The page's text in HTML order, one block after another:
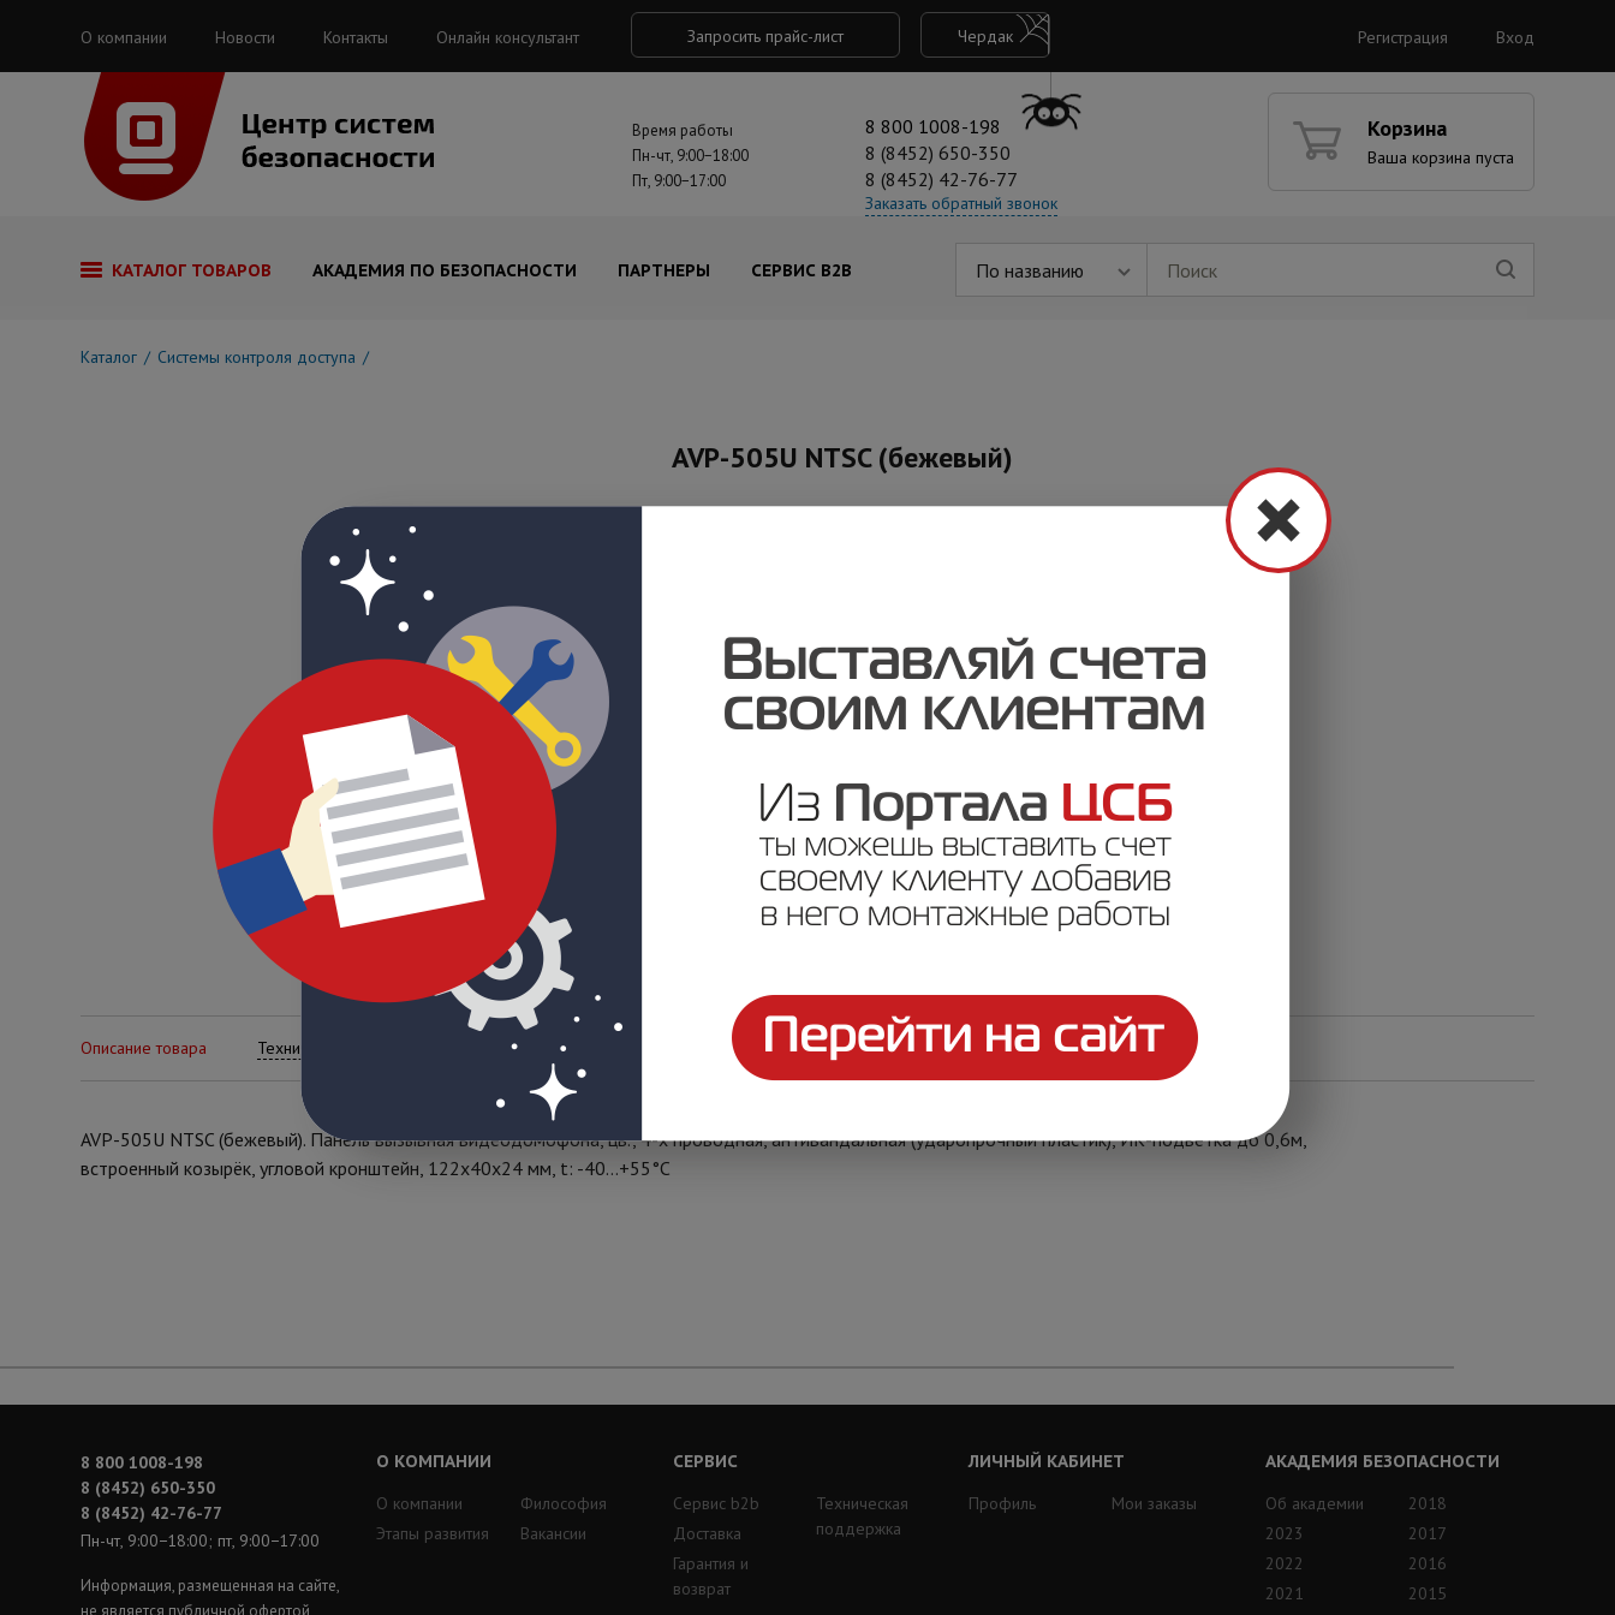
О компании Новости Контакты Онлайн консультант Запросить прайс-лист Чердак Регистрация Вход
Время работы
Пн-чт, 9:00−18:00
Пт, 9:00−17:00
8 800 1008-198
8 (8452) 650-350
8 (8452) 42-76-77
Заказать обратный звонок
Корзина
Ваша корзина пуста
КАТАЛОГ ТОВАРОВ АКАДЕМИЯ ПО БЕЗОПАСНОСТИ ПАРТНЕРЫ СЕРВИС B2B По названию
Каталог Системы контроля доступа
AVP-505U NTSC (бежевый)
Описание товара Технические характеристики
AVP-505U NTSC (бежевый). Панель вызывная видеодомофона, цв., 4-х проводная, антивандальная (ударопрочный пластик), ИК-подветка до 0,6м,
встроенный козырёк, угловой кронштейн, 122х40х24 мм, t: -40…+55°С
8 800 1008-198
8 (8452) 650-350
8 (8452) 42-76-77
Пн-чт, 9:00−18:00; пт, 9:00−17:00
Информация, размещенная на сайте,
не является публичной офертой
О КОМПАНИИ
О компании
Этапы развития
Философия
Вакансии
СЕРВИС
Сервис b2b
Доставка
Гарантия и
возврат
Техническая
поддержка
ЛИЧНЫЙ КАБИНЕТ
Профиль
Мои заказы
АКАДЕМИЯ БЕЗОПАСНОСТИ
Об академии
2023
2022
2021
2018
2017
2016
2015